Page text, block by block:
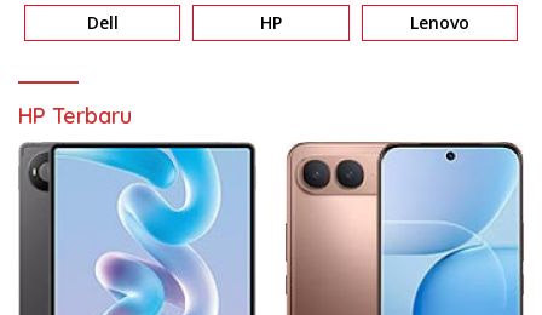
Dell HP Lenovo
HP Terbaru